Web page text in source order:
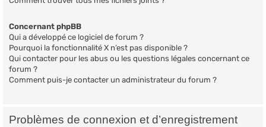
Concernant phpBB
Qui a développé ce logiciel de forum ?
Pourquoi la fonctionnalité X n’est pas disponible ?
Qui contacter pour les abus ou les questions légales concernant ce
forum ?
Comment puis-je contacter un administrateur du forum ?
Problèmes de connexion et d’enregistrement